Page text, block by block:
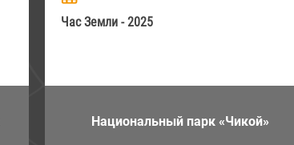
Час Земли - 2025
Национальный парк «Чикой»